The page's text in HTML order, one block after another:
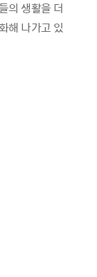
의 생활을 더
해 나가고 있